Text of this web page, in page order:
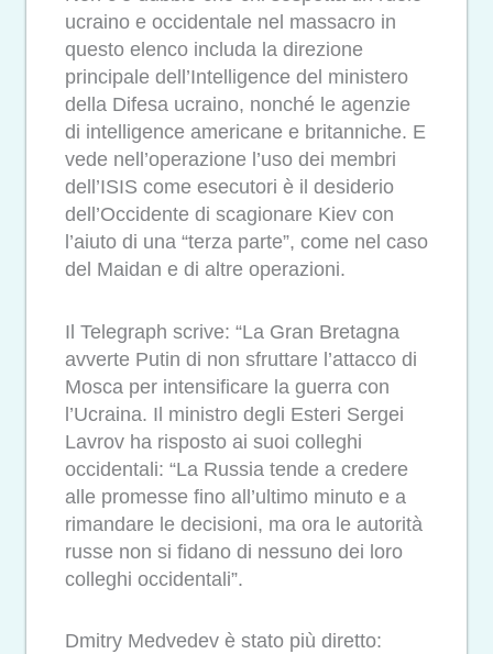
ucraino e occidentale nel massacro in
questo elenco includa la direzione
principale dell’Intelligence del ministero
della Difesa ucraino, nonché le agenzie
di intelligence americane e britanniche. E
vede nell’operazione l’uso dei membri
dell’ISIS come esecutori è il desiderio
dell’Occidente di scagionare Kiev con
l’aiuto di una “terza parte”, come nel caso
del Maidan e di altre operazioni.
Il Telegraph scrive: “La Gran Bretagna
avverte Putin di non sfruttare l’attacco di
Mosca per intensificare la guerra con
l’Ucraina. Il ministro degli Esteri Sergei
Lavrov ha risposto ai suoi colleghi
occidentali: “La Russia tende a credere
alle promesse fino all’ultimo minuto e a
rimandare le decisioni, ma ora le autorità
russe non si fidano di nessuno dei loro
colleghi occidentali”.
Dmitry Medvedev è stato più diretto: